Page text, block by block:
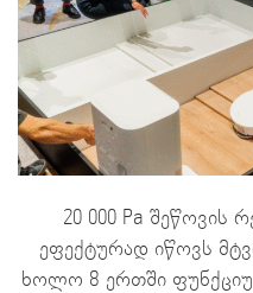
20 000 Pa
ეფექტურად იწოვს
ხოლო 8 ერთში